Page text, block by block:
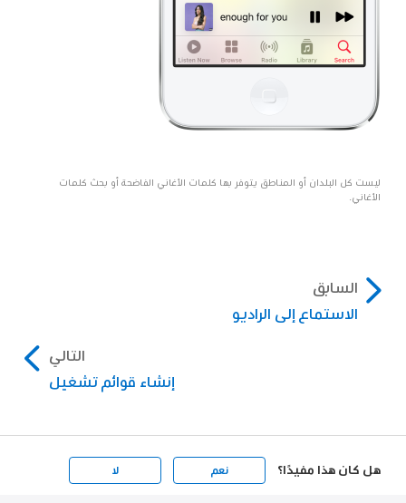
ليست كل البلدان أو المناطق يتوفر بها كلمات الأغاني الفاضحة أو بحث كلمات
الأغاني.
السابق
الاستماع إلى الراديو
التالي
إنشاء قوائم تشغيل
هل كان هذا مفيدًا؟ نعم لا